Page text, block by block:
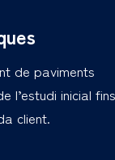
de paviments
l’estudi inicial fins
client.